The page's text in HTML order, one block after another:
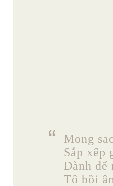
Mong
Sắp xếp
Dành để
Tô bồi